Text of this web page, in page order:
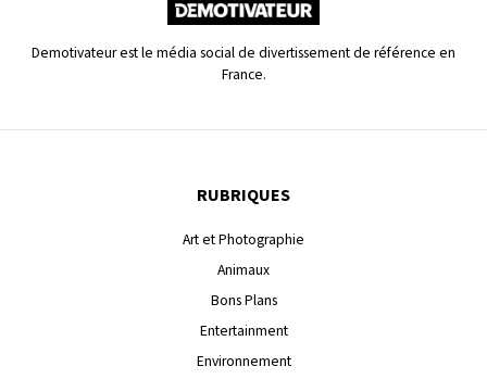
Demotivateur est le média social de divertissement de référence en
France.
RUBRIQUES
Art et Photographie
Animaux
Bons Plans
Entertainment
Environnement